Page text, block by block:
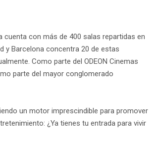
cuenta con más de 400 salas repartidas en
y Barcelona concentra 20 de estas
Como parte del ODEON Cinemas
parte del mayor conglomerado
un motor imprescindible para promover
¿Ya tienes tu entrada para vivir